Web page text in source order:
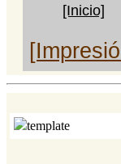
[Inicio]